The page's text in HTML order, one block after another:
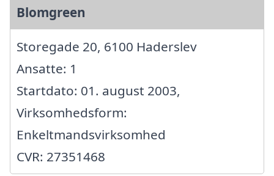
Blomgreen
Storegade 20, 6100 Haderslev
Ansatte: 1
Startdato: 01. august 2003,
Virksomhedsform:
Enkeltmandsvirksomhed
CVR: 27351468